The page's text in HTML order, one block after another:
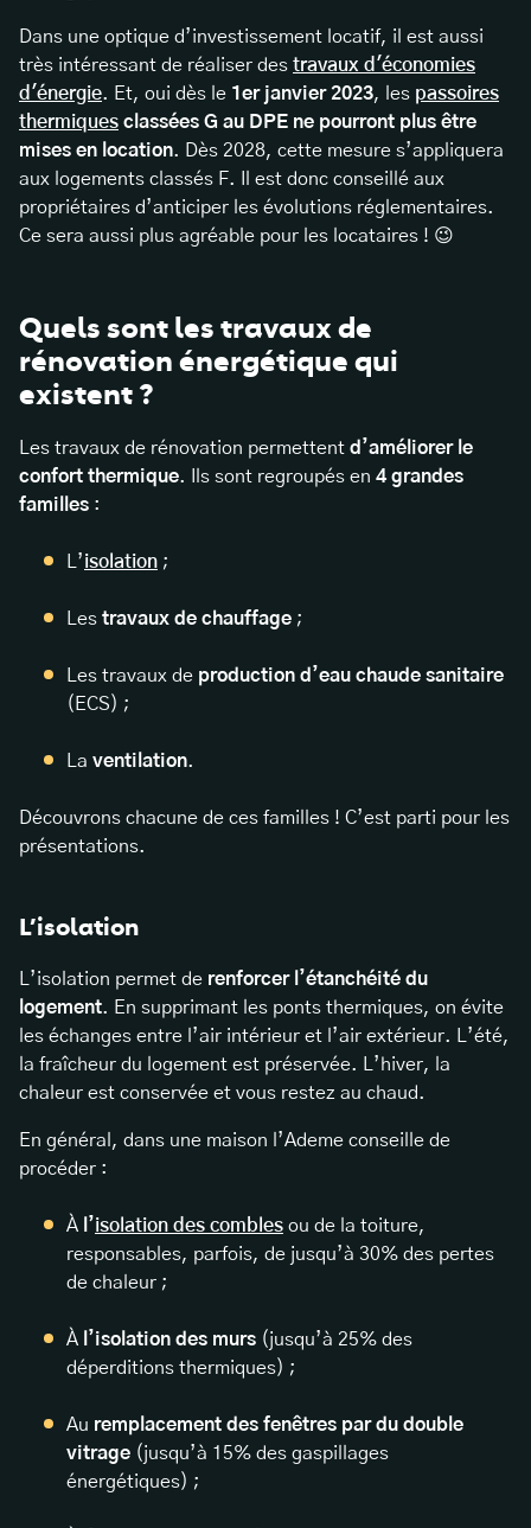
Dans une optique d’investissement locatif, il est aussi
très intéressant de réaliser des travaux d'économies
d'énergie. Et, oui dès le 1er janvier 2023, les passoires
thermiques classées G au DPE ne pourront plus être
mises en location. Dès 2028, cette mesure s’appliquera
aux logements classés F. Il est donc conseillé aux
propriétaires d’anticiper les évolutions réglementaires.
Ce sera aussi plus agréable pour les locataires ! 😉
Quels sont les travaux de
rénovation énergétique qui
existent ?
Les travaux de rénovation permettent d’améliorer le
confort thermique. Ils sont regroupés en 4 grandes
familles :
L’isolation ;
Les travaux de chauffage ;
Les travaux de production d’eau chaude sanitaire
(ECS) ;
La ventilation.
Découvrons chacune de ces familles ! C’est parti pour les
présentations.
L’isolation
L’isolation permet de renforcer l’étanchéité du
logement. En supprimant les ponts thermiques, on évite
les échanges entre l’air intérieur et l’air extérieur. L’été,
la fraîcheur du logement est préservée. L’hiver, la
chaleur est conservée et vous restez au chaud.
En général, dans une maison l’Ademe conseille de
procéder :
À l’isolation des combles ou de la toiture,
responsables, parfois, de jusqu’à 30% des pertes
de chaleur ;
À l’isolation des murs (jusqu’à 25% des
déperditions thermiques) ;
Au remplacement des fenêtres par du double
vitrage (jusqu’à 15% des gaspillages
énergétiques) ;